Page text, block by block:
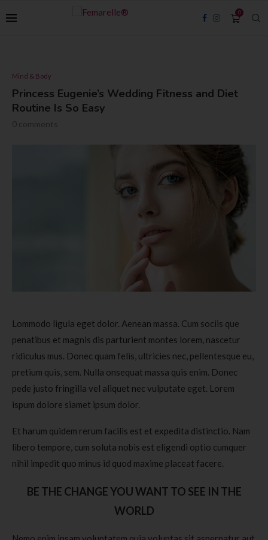
0
Mind & Body
Princess Eugenie’s Wedding Fitness and Diet
Routine Is So Easy
0 comments
Lommodo ligula eget dolor. Aenean massa. Cum sociis que
penatibus et magnis dis parturient montes lorem, nascetur
ridiculus mus. Donec quam felis, ultricies nec, pellentesque eu,
pretium quis, sem. Nulla onsequat massa quis enim. Donec
pede justo fringilla vel aliquet nec vulputate eget. Lorem
ispum dolore siamet ipsum dolor.
Et harum quidem rerum facilis est et expedita distinctio. Nam
libero tempore, cum soluta nobis est eligendi optio cumquer
nihil impedit quo minus id quod maxime placeat facere.
BE THE CHANGE YOU WANT TO SEE IN THE
WORLD